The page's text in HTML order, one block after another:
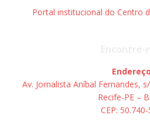
Portal institucional do Centro
Endereço
Av. Jornalista Aníbal Fernandes,
Recife-PE –
CEP: